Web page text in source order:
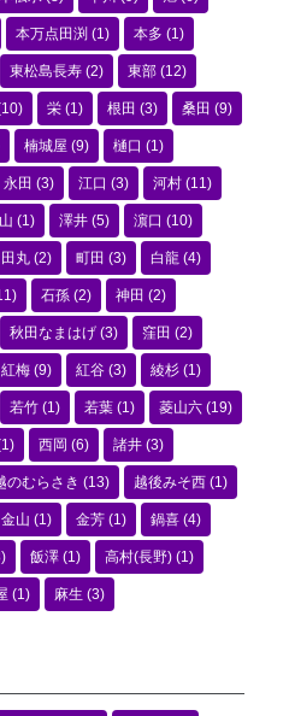
本万点田渕 (1) 本多 (1)
東松島長寿 (2) 東部 (12)
栄 (1) 根田 (3) 桑田 (9)
楠城屋 (9) 樋口 (1)
永田 (3) 江口 (3) 河村 (11)
(1) 澤井 (5) 濵口 (10)
田丸 (2) 町田 (3) 白龍 (4)
石孫 (2) 神田 (2)
秋田なまはげ (3) 窪田 (2)
紅梅 (9) 紅谷 (3) 綾杉 (1)
若竹 (1) 若葉 (1) 菱山六 (19)
西岡 (6) 諸井 (3)
のむらさき (13) 越後みそ西 (1)
金山 (1) 金芳 (1) 鍋喜 (4)
飯澤 (1) 高村(長野) (1)
(1) 麻生 (3)